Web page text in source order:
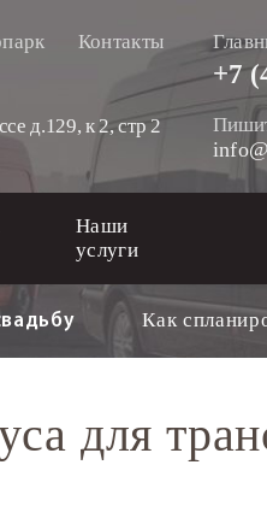
Контакты
д.129, к 2, стр 2
+7
Наши
услуги
Как
для